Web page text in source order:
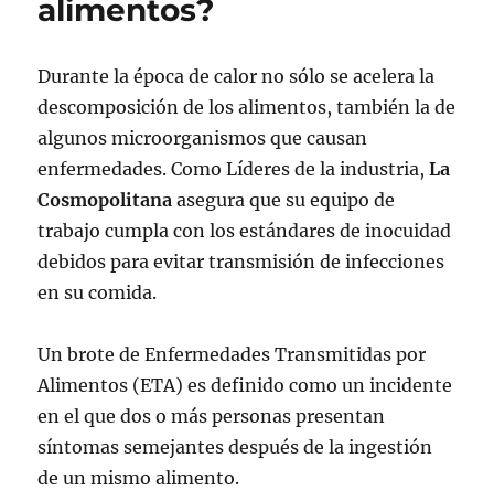
alimentos?
Durante la época de calor no sólo se acelera la
descomposición de los alimentos, también la de
algunos microorganismos que causan
enfermedades. Como Líderes de la industria, La
Cosmopolitana asegura que su equipo de
trabajo cumpla con los estándares de inocuidad
debidos para evitar transmisión de infecciones
en su comida.
Un brote de Enfermedades Transmitidas por
Alimentos (ETA) es definido como un incidente
en el que dos o más personas presentan
síntomas semejantes después de la ingestión
de un mismo alimento.